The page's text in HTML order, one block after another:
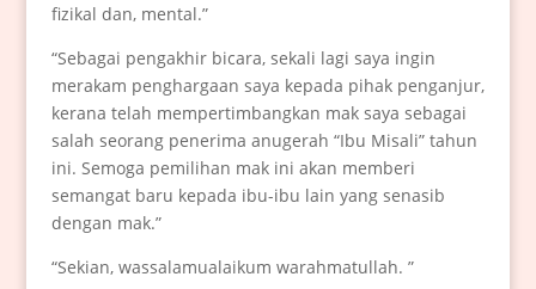
fizikal dan, mental.”
“Sebagai pengakhir bicara, sekali lagi saya ingin
merakam penghargaan saya kepada pihak penganjur,
kerana telah mempertimbangkan mak saya sebagai
salah seorang penerima anugerah “Ibu Misali” tahun
ini. Semoga pemilihan mak ini akan memberi
semangat baru kepada ibu-ibu lain yang senasib
dengan mak.”
“Sekian, wassalamualaikum warahmatullah. ”